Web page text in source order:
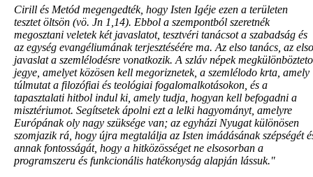
Cirill és Metód megengedték, hogy Isten Igéje ezen a területen
tesztet öltsön (vö. Jn 1,14). Ebbol a szempontból szeretnék
megosztani veletek két javaslatot, tesztvéri tanácsot a szabadság és
az egység evangéliumának terjesztéséére ma. Az elso tanács, az elso
javaslat a szemlélodésre vonatkozik. A szláv népek megkülönbözteto
jegye, amelyet közösen kell megoriznetek, a szemlélodo krta, amely
túlmutat a filozófiai és teológiai fogalomalkotásokon, és a
tapasztalati hitbol indul ki, amely tudja, hogyan kell befogadni a
misztériumot. Segítsetek ápolni ezt a lelki hagyományt, amelyre
Európának oly nagy szüksége van; az egyházi Nyugat különösen
szomjazik rá, hogy újra megtalálja az Isten imádásának szépségét
annak fontosságát, hogy a hitközösséget ne elsosorban a
programszeru és funkcionális hatékonyság alapján lássuk."